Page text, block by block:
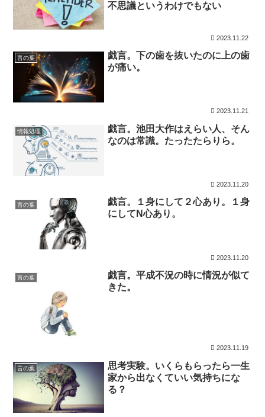
不思議というわけでもない
2023.11.22
言の葉
戯言。下の歯を抜いたのに上の歯
が痛い。
2023.11.21
情報処理
戯言。池田大作はえらい人、そん
なのは常識。たったたらりら。
2023.11.20
言の葉
戯言。１身にして２心あり。１身
にしてN心あり。
2023.11.20
言の葉
戯言。平成不況の時に情況が似て
きた。
2023.11.19
言の葉
思考実験。いくらもらったら一生
家から出なくていい気持ちにな
る？